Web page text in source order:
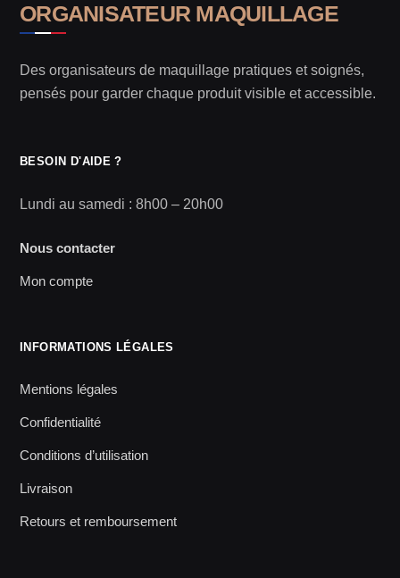
ORGANISATEUR MAQUILLAGE
Des organisateurs de maquillage pratiques et soignés,
pensés pour garder chaque produit visible et accessible.
BESOIN D'AIDE ?
Lundi au samedi : 8h00 – 20h00
Nous contacter
Mon compte
INFORMATIONS LÉGALES
Mentions légales
Confidentialité
Conditions d’utilisation
Livraison
Retours et remboursement